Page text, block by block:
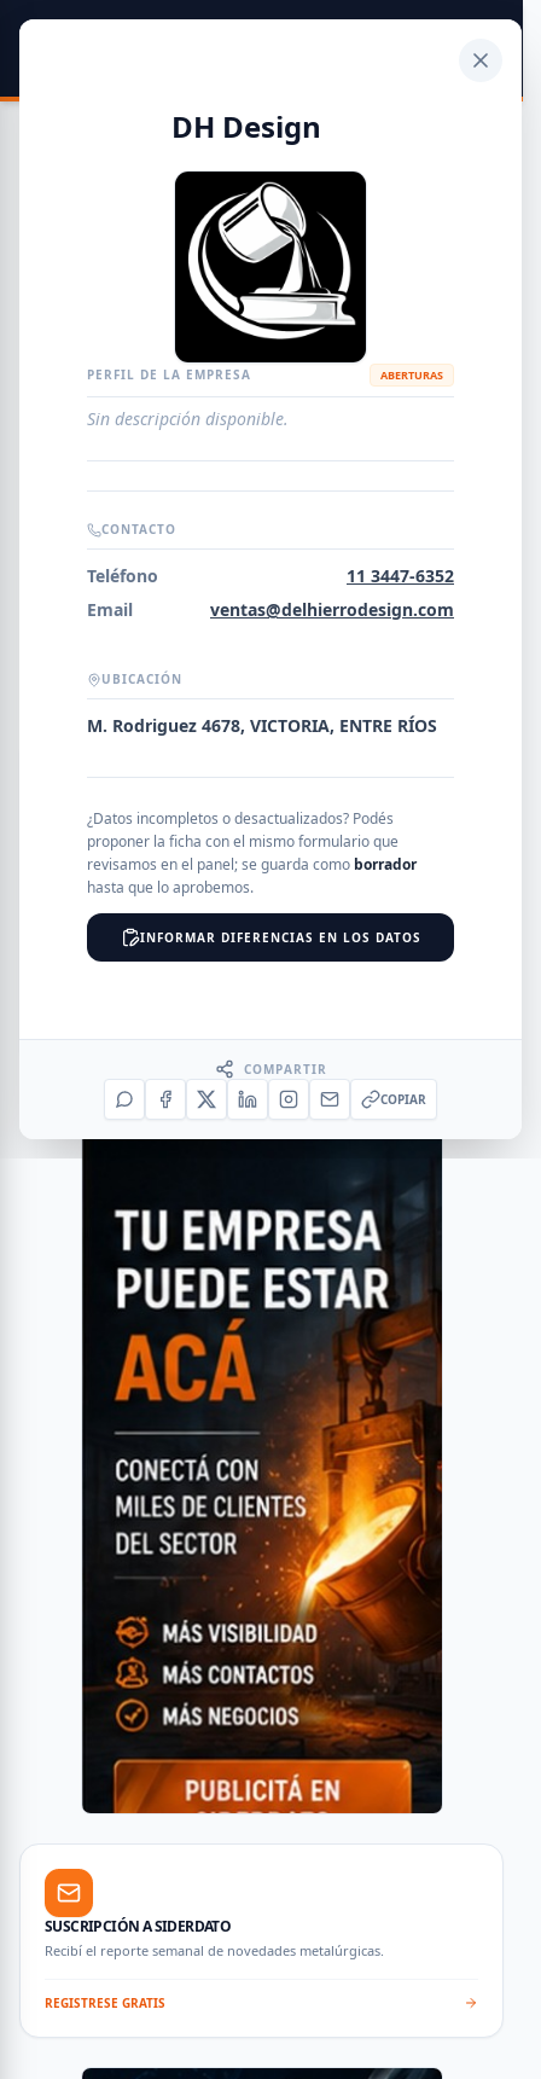
Guía de Empresas Metalúrgicas y Siderúrgicas
METALÚRGICAS
EMPRESAS AGREGAR EMPRESA
Error al cargar empresas.
NOMBRE
SEGMENTO
SUSCRIPCIÓN A SIDERDATO
Recibí el reporte semanal de novedades metalúrgicas.
REGISTRESE GRATIS
DH Design
PERFIL DE LA EMPRESA ABERTURAS
Sin descripción disponible.
CONTACTO
Teléfono
11 3447-6352
Email
ventas@delhierrodesign.com
UBICACIÓN
M. Rodriguez 4678, VICTORIA, ENTRE RÍOS
¿Datos incompletos o desactualizados? Podés
proponer la ficha con el mismo formulario que
revisamos en el panel; se guarda como borrador
hasta que lo aprobemos.
INFORMAR DIFERENCIAS EN LOS DATOS
COMPARTIR
COPIAR